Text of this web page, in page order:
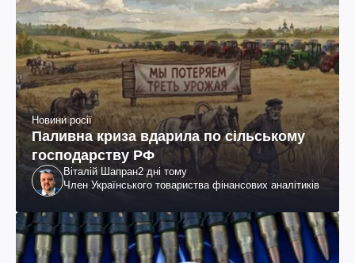
Новини росії
Паливна криза вдарила по сільському
господарству РФ
Віталій Шапран2 дні тому
Член Українського товариства фінансових аналітиків